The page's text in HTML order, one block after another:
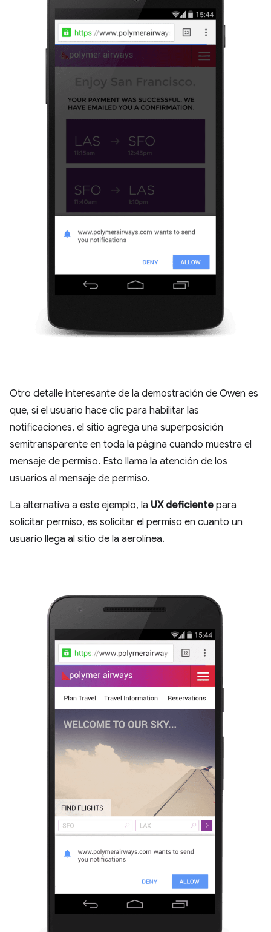
Otro detalle interesante de la demostración de Owen es
que, si el usuario hace clic para habilitar las
notificaciones, el sitio agrega una superposición
semitransparente en toda la página cuando muestra el
mensaje de permiso. Esto llama la atención de los
usuarios al mensaje de permiso.
La alternativa a este ejemplo, la UX deficiente para
solicitar permiso, es solicitar el permiso en cuanto un
usuario llega al sitio de la aerolínea.